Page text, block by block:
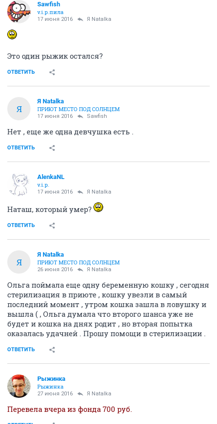
Sawfish
v.i.p.пила
17 июня 2016 Я Natalka
Это один рыжик остался?
ОТВЕТИТЬ
Я
Я Natalka
ПРИЮТ МЕСТО ПОД СОЛНЦЕМ
17 июня 2016 Sawfish
Нет , еще же одна девчушка есть .
ОТВЕТИТЬ
AlenkaNL
v.i.p.
17 июня 2016 Я Natalka
Наташ, который умер?
ОТВЕТИТЬ
Я
Я Natalka
ПРИЮТ МЕСТО ПОД СОЛНЦЕМ
26 июня 2016 Я Natalka
Ольга поймала еще одну беременную кошку , сегодня
стерилизация в приюте , кошку увезли в самый
последний момент , утром кошка зашла в ловушку и
вышла ( , Ольга думала что второго шанса уже не
будет и кошка на днях родит , но вторая попытка
оказалась удачней . Прошу помощи в стерилизации .
ОТВЕТИТЬ
Рыжинка
Рыжинка
27 июня 2016 Я Natalka
Перевела вчера из фонда 700 руб.